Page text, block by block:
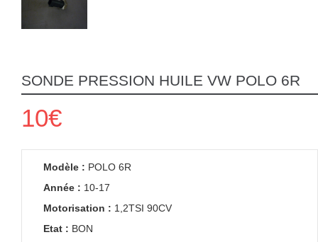
SONDE PRESSION HUILE VW POLO 6R
10€
Modèle : POLO 6R
Année : 10-17
Motorisation : 1,2TSI 90CV
Etat : BON